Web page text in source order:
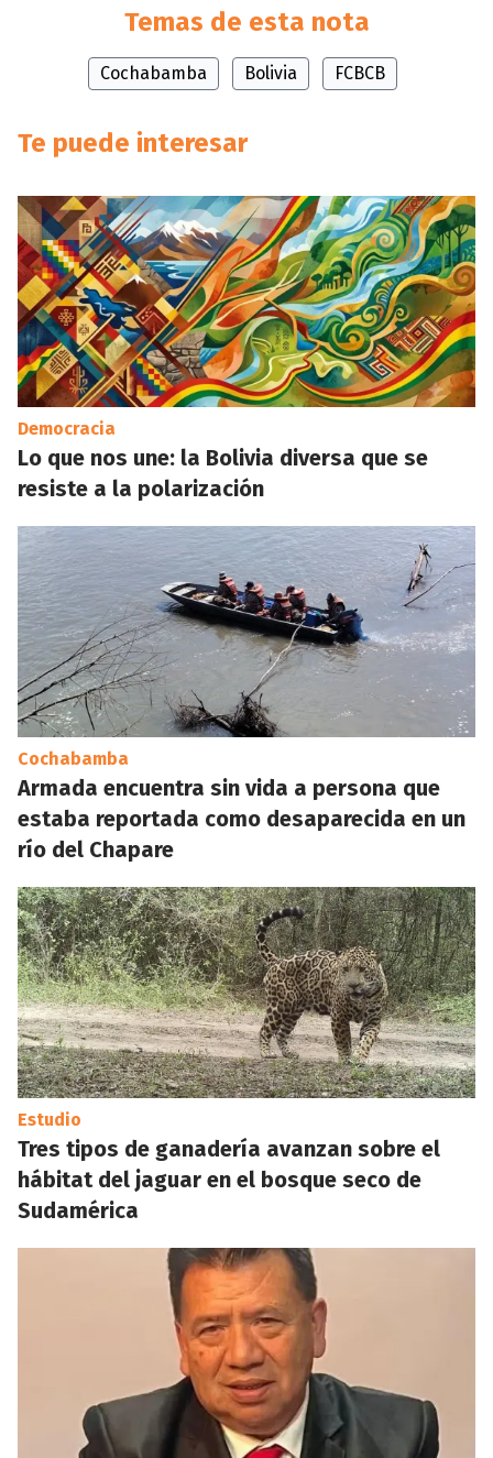
Temas de esta nota
Cochabamba Bolivia FCBCB
Te puede interesar
Democracia
Lo que nos une: la Bolivia diversa que se
resiste a la polarización
Cochabamba
Armada encuentra sin vida a persona que
estaba reportada como desaparecida en un
río del Chapare
Estudio
Tres tipos de ganadería avanzan sobre el
hábitat del jaguar en el bosque seco de
Sudamérica